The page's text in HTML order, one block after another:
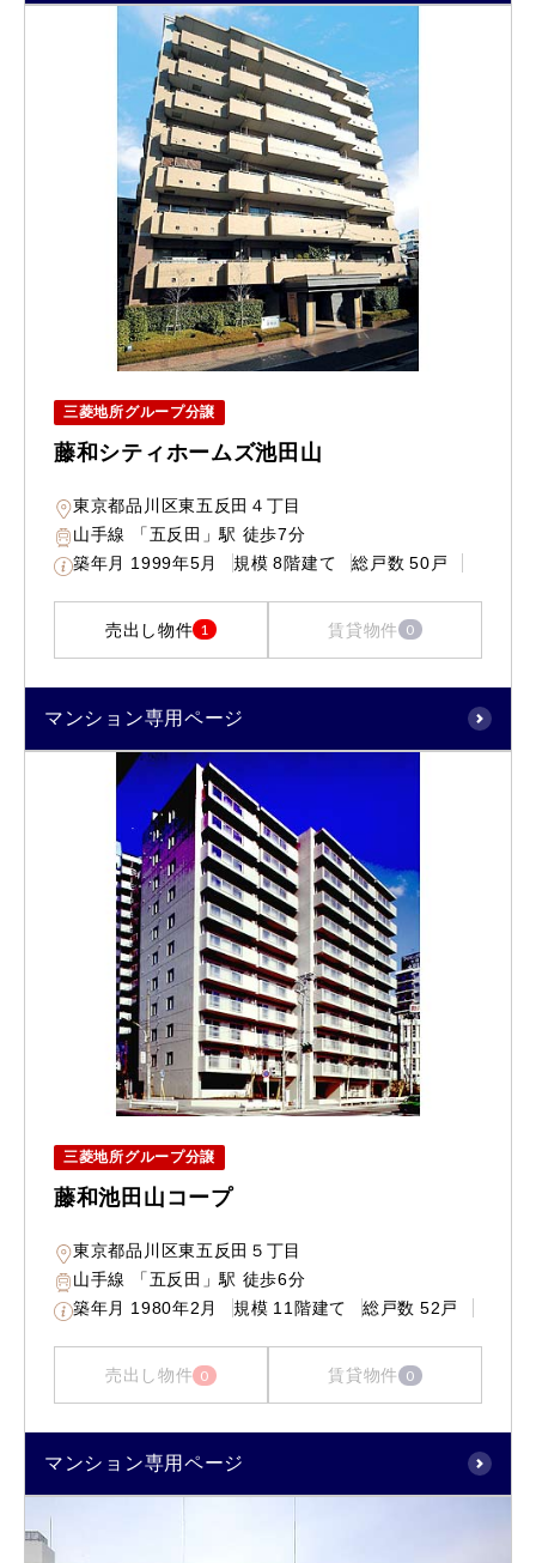
三菱地所グループ分譲
藤和シティホームズ池田山
東京都品川区東五反田４丁目
山手線 「五反田」駅 徒歩7分
築年月 1999年5月 規模 8階建て 総戸数 50戸
売出し物件 1 賃貸物件 0
マンション専用ページ
三菱地所グループ分譲
藤和池田山コープ
東京都品川区東五反田５丁目
山手線 「五反田」駅 徒歩6分
築年月 1980年2月 規模 11階建て 総戸数 52戸
売出し物件 0 賃貸物件 0
マンション専用ページ